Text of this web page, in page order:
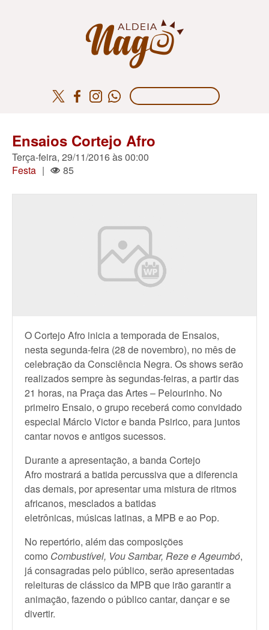
Ensaios Cortejo Afro
Terça-feira, 29/11/2016 às 00:00
Festa | 85
O Cortejo Afro inicia a temporada de Ensaios,
nesta segunda-feira (28 de novembro), no mês de
celebração da Consciência Negra. Os shows serão
realizados sempre às segundas-feiras, a partir das
21 horas, na Praça das Artes – Pelourinho. No
primeiro Ensaio, o grupo receberá como convidado
especial Márcio Victor e banda Psirico, para juntos
cantar novos e antigos sucessos.
Durante a apresentação, a banda Cortejo
Afro mostrará a batida percussiva que a diferencia
das demais, por apresentar uma mistura de ritmos
africanos, mesclados a batidas
eletrônicas, músicas latinas, a MPB e ao Pop.
No repertório, além das composições
como Combustível, Vou Sambar, Reze e Ageumbó,
já consagradas pelo público, serão apresentadas
releituras de clássico da MPB que irão garantir a
animação, fazendo o público cantar, dançar e se
divertir.